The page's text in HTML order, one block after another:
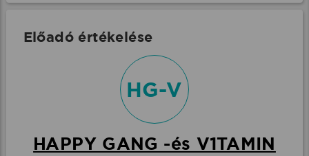
Előadó értékelése
HG-V
HAPPY GANG -és V1TAMIN